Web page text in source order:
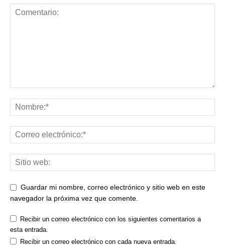
Guardar mi nombre, correo electrónico y sitio web en este
navegador la próxima vez que comente.
Recibir un correo electrónico con los siguientes comentarios a
esta entrada.
Recibir un correo electrónico con cada nueva entrada.